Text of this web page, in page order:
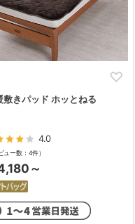
敷きパッド ホッとねる
4.0
ュー数：4件）
～